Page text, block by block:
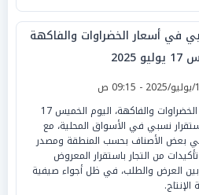
في أسعار الخضراوات والفاكهة
شهدت أسعار الخضراوات والفاكهة، اليوم الخميس 17
2025، استقرار نسبي في الأسواق المحلية، مع
بعض الأصناف بحسب المنطقة ومصدر
من التجار باستقرار المعروض
العرض والطلب، في ظل أجواء صيفية